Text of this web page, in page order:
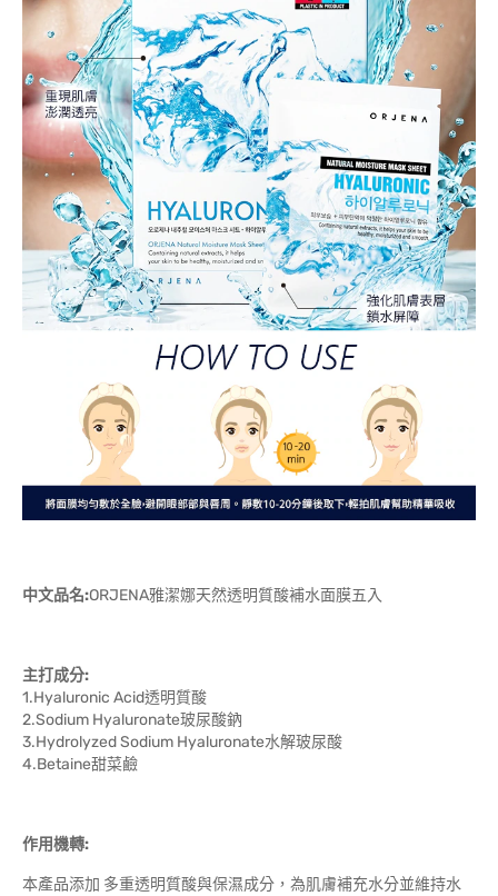
中文品名:ORJENA雅潔娜天然透明質酸補水面膜五入
主打成分:
1.Hyaluronic Acid透明質酸
2.Sodium Hyaluronate玻尿酸鈉
3.Hydrolyzed Sodium Hyaluronate水解玻尿酸
4.Betaine甜菜鹼
作用機轉:
本產品添加 多重透明質酸與保濕成分，為肌膚補充水分並維持水